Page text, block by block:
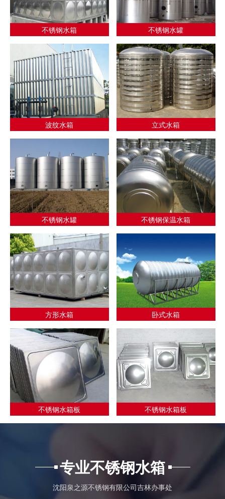
不锈钢水箱 不锈钢水罐
波纹水箱 立式水箱
不锈钢水罐 不锈钢保温水箱
方形水箱 卧式水箱
不锈钢水箱板 不锈钢水箱板
专业不锈钢水箱
沈阳泉之源不锈钢有限公司吉林办事处